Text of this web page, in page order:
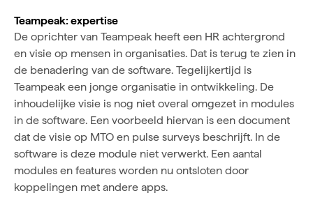
Teampeak: expertise
De oprichter van Teampeak heeft een HR achtergrond
en visie op mensen in organisaties. Dat is terug te zien in
de benadering van de software. Tegelijkertijd is
Teampeak een jonge organisatie in ontwikkeling. De
inhoudelijke visie is nog niet overal omgezet in modules
in de software. Een voorbeeld hiervan is een document
dat de visie op MTO en pulse surveys beschrijft. In de
software is deze module niet verwerkt. Een aantal
modules en features worden nu ontsloten door
koppelingen met andere apps.